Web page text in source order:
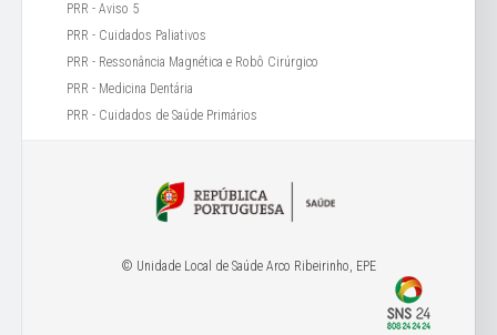
PRR - Aviso 5
PRR - Cuidados Paliativos
PRR - Ressonância Magnética e Robô Cirúrgico
PRR - Medicina Dentária
PRR - Cuidados de Saúde Primários
© Unidade Local de Saúde Arco Ribeirinho, EPE